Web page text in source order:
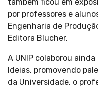
também ficou em
por professores e
Engenharia de
Editora Blucher.
A UNIP colaborou
Ideias, promovendo
da Universidade, o